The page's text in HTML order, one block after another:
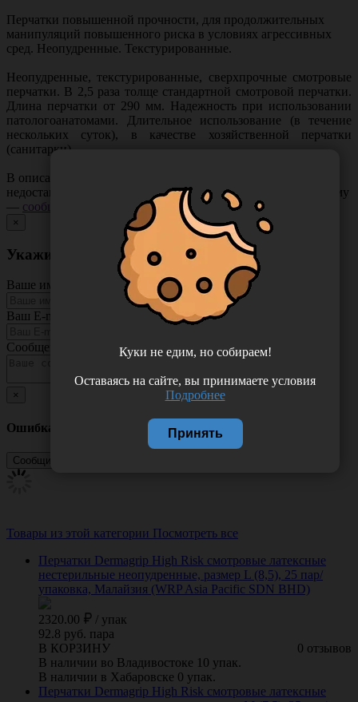
Перчатки повышенной прочности, для продолжительных
манипуляций повышенного риска в условиях агрессивных
сред. Неопудренные. Текстурированные.
Неопудренные, текстурированные, сверхпрочные смотровые
перчатки. В 2,5 раза толще стандартной смотровой перчатки.
Длина перчатки от 290 мм. Надежность при использовании
патологоанатомами. Длительное использование (в течение
нескольких суток), в качестве хозяйственной перчатки
(санитарки).
В описании товара могут иметь место неточности или
недостающая информация. Если вы заметили такую проблему
— сообщите нам
×
Укажите неточность в описании товара
Ваше имя
Ваш E-mail
Сообщение
×
Ошибка
Товары из этой категории Посмотреть все
Перчатки Dermagrip High Risk смотровые латексные
нестерильные неопудренные, размер L (8,5), 25 пар/
упаковка, Малайзия (WRP Asia Pacific SDN BHD)
2320.00 / упак
92.8 руб. пара
0 отзывов
В КОРЗИНУ
В наличии во Владивостоке 10 упак.
В наличии в Хабаровске 0 упак.
Перчатки Dermagrip High Risk смотровые латексные
Куки не едим, но собираем!
Оставаясь на сайте, вы принимаете условия
Подробнее
Принять